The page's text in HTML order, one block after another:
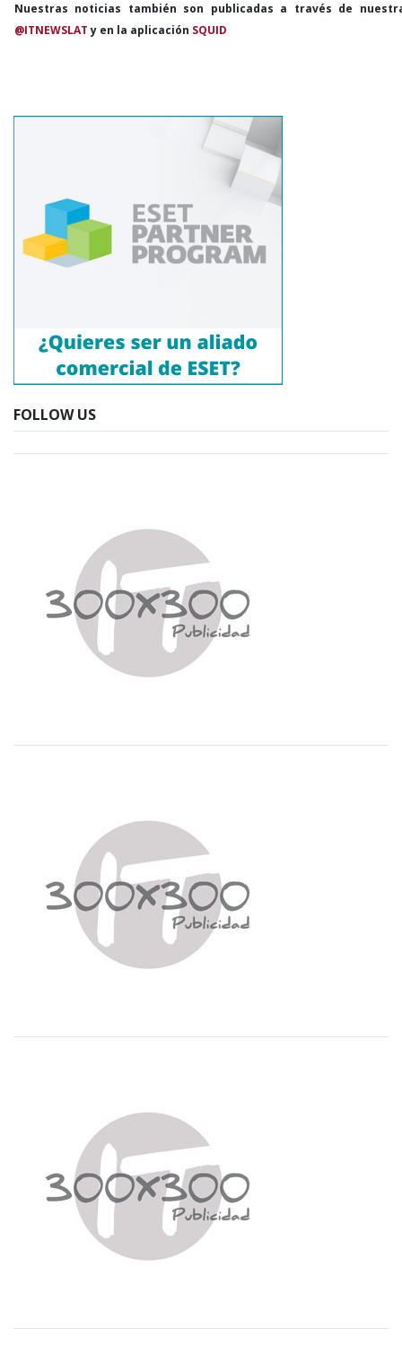
Nuestras noticias también son publicadas a través de
@ITNEWSLATy en la aplicación SQUID
FOLLOW US